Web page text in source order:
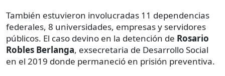
También estuvieron involucradas 11 dependencias
federales, 8 universidades, empresas y servidores
públicos. El caso devino en la detención de Rosario
Robles Berlanga, exsecretaria de Desarrollo Social
en el 2019 donde permaneció en prisión preventiva.